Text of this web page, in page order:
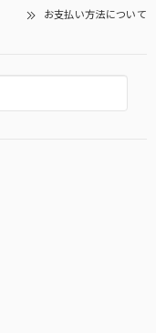
お支払い方法について